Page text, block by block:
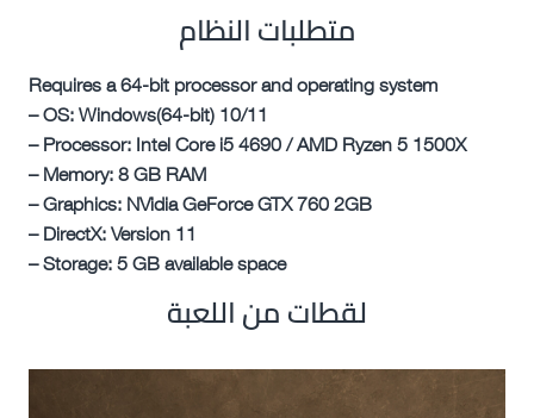
متطلبات النظام
Requires a 64-bit processor and operating system
– OS: Windows(64-bit) 10/11
– Processor: Intel Core i5 4690 / AMD Ryzen 5 1500X
– Memory: 8 GB RAM
– Graphics: NVidia GeForce GTX 760 2GB
– DirectX: Version 11
– Storage: 5 GB available space
لقطات من اللعبة